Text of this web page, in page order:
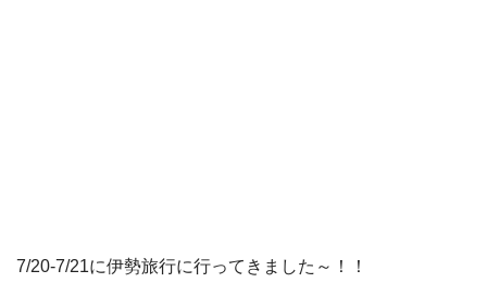
7/20-7/21に伊勢旅行に行ってきました～！！